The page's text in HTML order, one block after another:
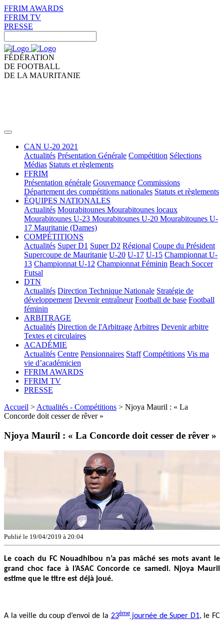
FFRIM AWARDS
FFRIM TV
PRESSE
FÉDÉRATION
DE FOOTBALL
DE LA MAURITANIE
CAN U-20 2021
Actualités Présentation Générale Compétition Sélections
Médias Statuts et règlements
FFRIM
Présentation générale Gouvernance Commissions
Département des compétitions nationales Statuts et règlements
ÉQUIPES NATIONALES
Actualités Mourabitounes Mourabitounes locaux
Mourabitounes U-23 Mourabitounes U-20 Mourabitounes U-
17 Mauritanie (Dames)
COMPÉTITIONS
Actualités Super D1 Super D2 Régional Coupe du Président
Supercoupe de Mauritanie U-20 U-17 U-15 Championnat U-
13 Championnat U-12 Championnat Féminin Beach Soccer
Futsal
DTN
Actualités Direction Technique Nationale Stratégie de
développement Devenir entraîneur Football de base Football
féminin
ARBITRAGE
Actualités Direction de l'Arbitrage Arbitres Devenir arbitre
Textes et circulaires
ACADÉMIE
Actualités Centre Pensionnaires Staff Compétitions Vis ma
vie d’académicien
FFRIM AWARDS
FFRIM TV
PRESSE
Accueil > Actualités - Compétitions > Njoya Mauril : « La
Concorde doit cesser de rêver »
Njoya Mauril : « La Concorde doit cesser de rêver »
Publié le 19/04/2019 à 20:04
Le coach du FC Nouadhibou n’a pas mâché ses mots avant le
grand choc face à l’ASAC Concorde ce samedi. Njoya Mauril
estime que le titre est déjà joué.
A la veille du coup d’envoi de la 23èmejournée de Super D1, le FC